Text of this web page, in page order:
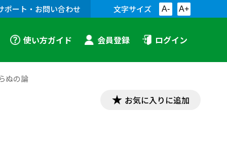
ポート・お問い合わせ 文字サイズ A- A+
使い方ガイド 会員登録 ログイン
ぬの論
お気に入りに追加